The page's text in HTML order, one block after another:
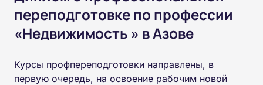
переподготовке по профессии
«Недвижимость » в Азове
Курсы профпереподготовки направлены, в
первую очередь, на освоение рабочим новой